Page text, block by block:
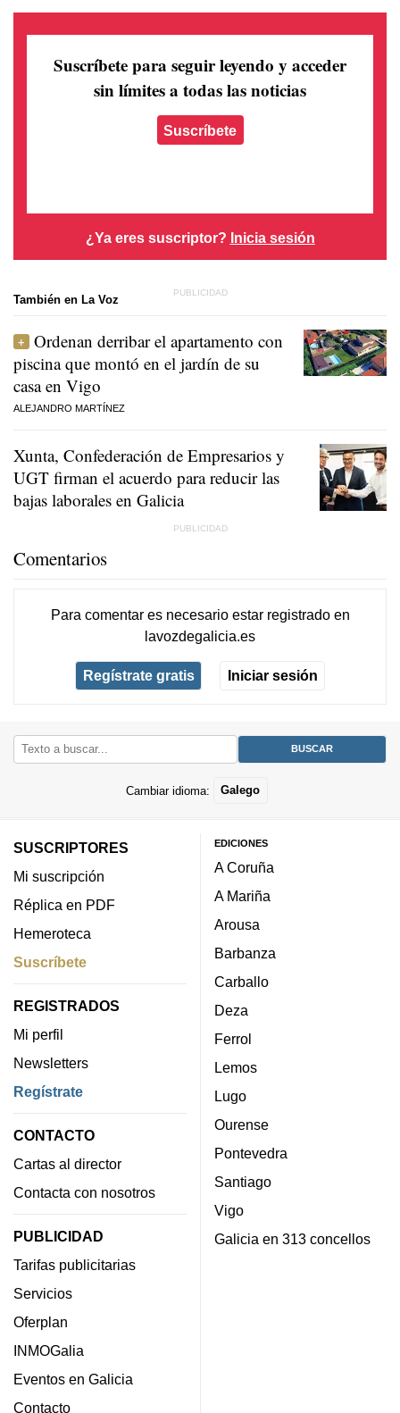
Suscríbete para seguir leyendo y acceder
sin límites a todas las noticias
Suscríbete
¿Ya eres suscriptor? Inicia sesión
También en La Voz
Ordenan derribar el apartamento con
piscina que montó en el jardín de su
casa en Vigo
ALEJANDRO MARTÍNEZ
Xunta, Confederación de Empresarios y
UGT firman el acuerdo para reducir las
bajas laborales en Galicia
Comentarios
Para comentar es necesario estar registradoen
lavozdegalicia.es
Regístrate gratis Iniciar sesión
Cambiar idioma: Galego
SUSCRIPTORES
Mi suscripción
Réplica en PDF
Hemeroteca
Suscríbete
REGISTRADOS
Mi perfil
Newsletters
Regístrate
CONTACTO
Cartas al director
Contacta con nosotros
PUBLICIDAD
Tarifas publicitarias
Servicios
Oferplan
INMOGalia
Eventos en Galicia
Contacto
EDICIONES
A Coruña
A Mariña
Arousa
Barbanza
Carballo
Deza
Ferrol
Lemos
Lugo
Ourense
Pontevedra
Santiago
Vigo
Galicia en 313 concellos